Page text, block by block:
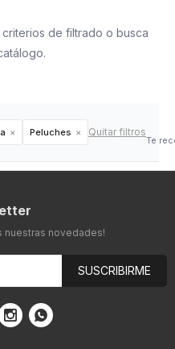
de filtrado o busca
Peluches Quitar filtros
Te
nuestras novedades!
SUSCRIBIRME
 